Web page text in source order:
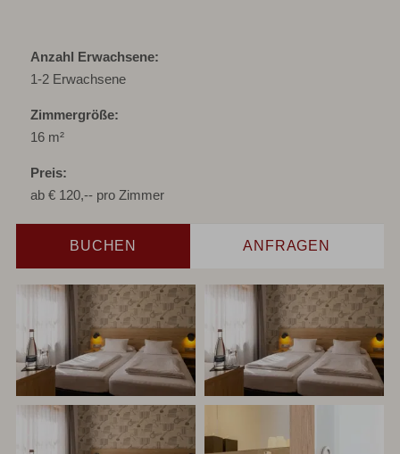
Anzahl Erwachsene
1-2 Erwachsene
Zimmergröße
16 m²
Preis
ab€ 120,-- pro Zimmer
BUCHEN ANFRAGEN